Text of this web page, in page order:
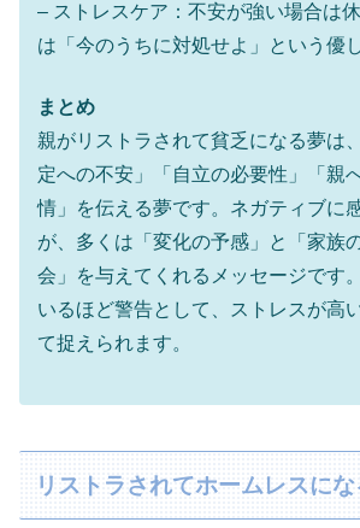
– ストレスケア：不安が強い場合は
は「今のうちに対処せよ」という優
まとめ
親がリストラされて貧乏になる夢は
定への不安」「自立の必要性」「親
情」を伝える夢です。ネガティブに
が、多くは「変化の予感」と「家族
会」を与えてくれるメッセージです
いるほど警告として、ストレスが高
て捉えられます。
リストラされてホームレスに